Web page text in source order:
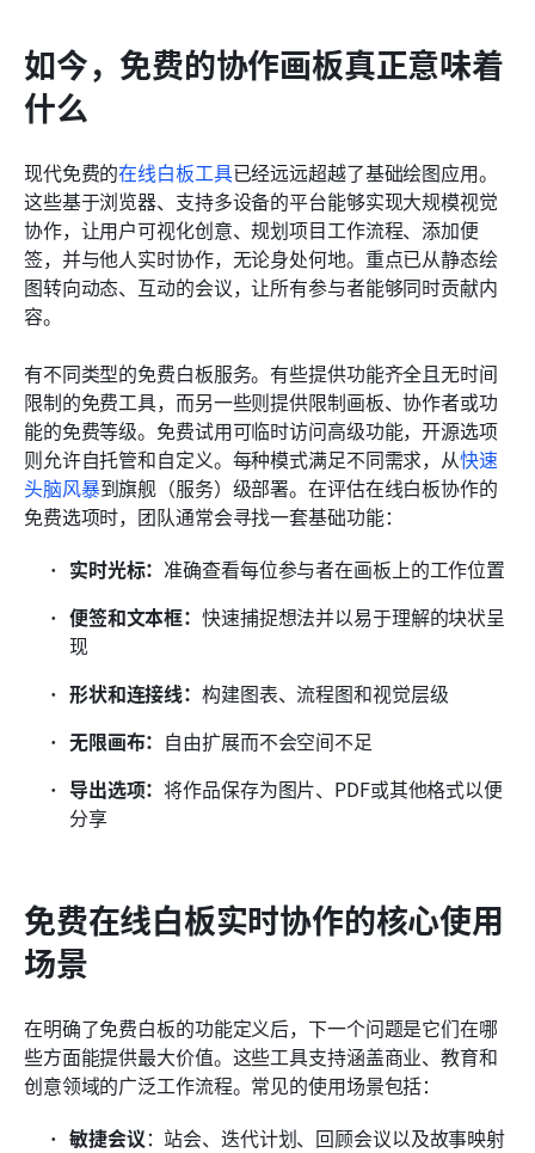
如今，免费的协作画板真正意味着
什么
现代免费的在线白板工具已经远远超越了基础绘图应用。
这些基于浏览器、支持多设备的平台能够实现大规模视觉
协作，让用户可视化创意、规划项目工作流程、添加便
签，并与他人实时协作，无论身处何地。重点已从静态绘
图转向动态、互动的会议，让所有参与者能够同时贡献内
容。
有不同类型的免费白板服务。有些提供功能齐全且无时间
限制的免费工具，而另一些则提供限制画板、协作者或功
能的免费等级。免费试用可临时访问高级功能，开源选项
则允许自托管和自定义。每种模式满足不同需求，从快速
头脑风暴到旗舰（服务）级部署。在评估在线白板协作的
免费选项时，团队通常会寻找一套基础功能：
实时光标： 准确查看每位参与者在画板上的工作位置
便签和文本框：快速捕捉想法并以易于理解的块状呈
现
形状和连接线：构建图表、流程图和视觉层级
无限画布： 自由扩展而不会空间不足
导出选项：将作品保存为图片、PDF或其他格式以便
分享
免费在线白板实时协作的核心使用
场景
在明确了免费白板的功能定义后，下一个问题是它们在哪
些方面能提供最大价值。这些工具支持涵盖商业、教育和
创意领域的广泛工作流程。常见的使用场景包括：
敏捷会议：站会、迭代计划、回顾会议以及故事映射
相关阅读